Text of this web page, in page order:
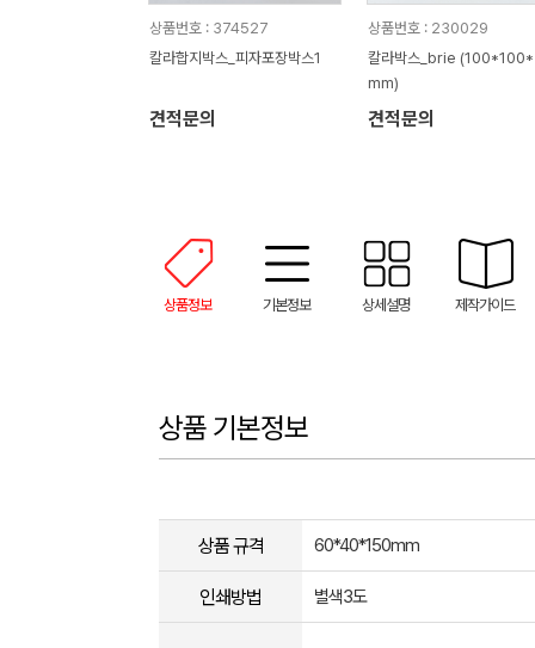
상품번호 : 374527
칼라합지박스_피자포장박스1
견적문의
상품번호 : 230029
칼라박스_brie
mm)
견적문의
상품정보 기본정보 상세설명 제작가이드
상품 기본정보
상품 규격 60*40*150mm
인쇄방법 별색3도